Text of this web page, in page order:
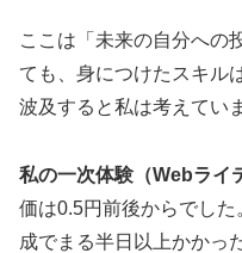
ここは「未来の自分への
ても、身につけたスキル
波及すると私は考えてい
私の一次体験（Webライ
価は0.5円前後からでし
成でまる半日以上かかっ